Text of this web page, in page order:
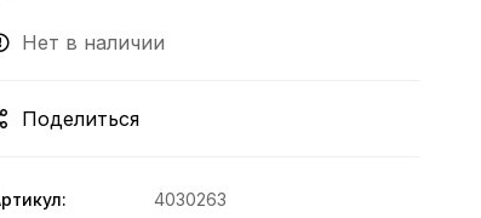
Нет в наличии
Поделиться
4030263